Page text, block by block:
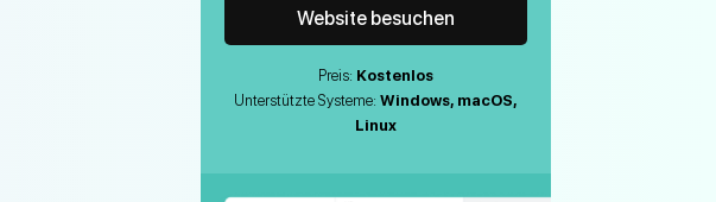
Website besuchen
Preis: Kostenlos
Unterstützte Systeme:Windows, macOS,
Linux